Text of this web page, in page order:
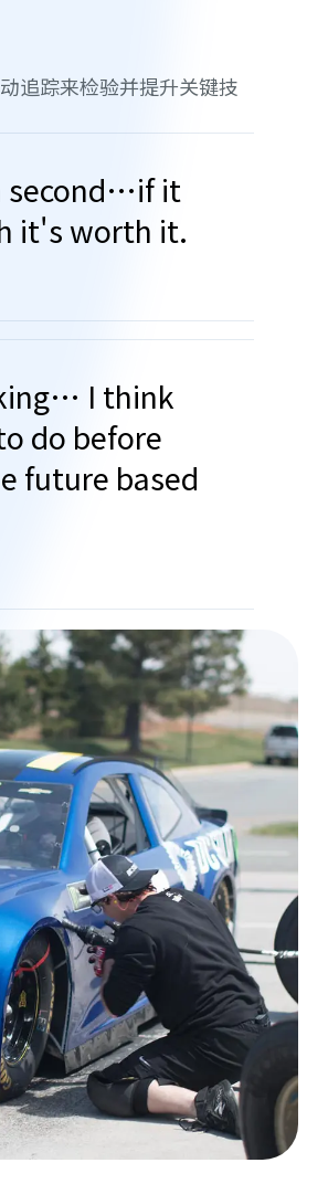
追踪来检验并提升关键技
second…if it
it's worth it.
I think
do before
future based